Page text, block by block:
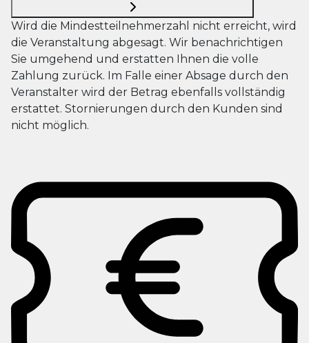
Wird die Mindestteilnehmerzahl nicht erreicht, wird
die Veranstaltung abgesagt. Wir benachrichtigen
Sie umgehend und erstatten Ihnen die volle
Zahlung zurück. Im Falle einer Absage durch den
Veranstalter wird der Betrag ebenfalls vollständig
erstattet. Stornierungen durch den Kunden sind
nicht möglich.